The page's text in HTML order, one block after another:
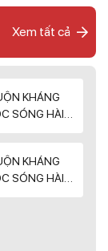
Xem tất cả
KHÁNG
SÓNG HÀI
KHÁNG
SÓNG HÀI